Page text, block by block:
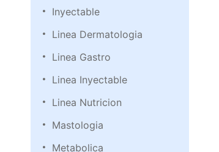
Inyectable
Linea Dermatologia
Linea Gastro
Linea Inyectable
Linea Nutricion
Mastologia
Metabolica